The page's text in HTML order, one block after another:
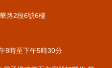
路2段6號6樓
8時至下午5時30分